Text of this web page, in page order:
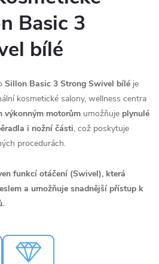
Basic 3
bílé
Sillon Basic 3 Strong Swivel bílé je
kosmetické salony, wellness centra
výkonným motorům umožňuje plynulé
i nožní části, což poskytuje
procedurách.
funkcí otáčení (Swivel), která
a umožňuje snadnější přístup k